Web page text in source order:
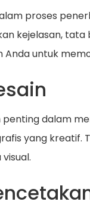
proses
kejelasan,
untuk
penting dalam
yang